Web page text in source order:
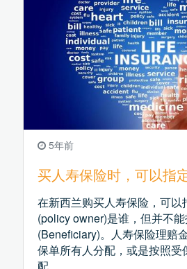
5年前
买人寿保险时，可以指
在新西兰购买人寿保险，可以
(policy owner)是谁，但并不
(Beneficiary)。人寿保险理赔
保单所有人分配，或是按照受